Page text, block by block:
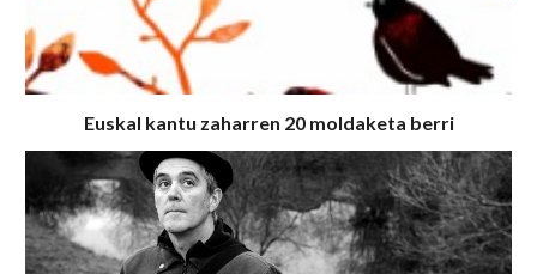
Euskal kantu zaharren 20 moldaketa berri